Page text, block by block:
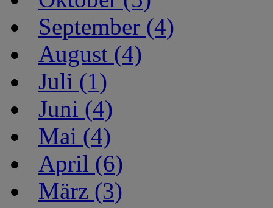
September (4)
August (4)
Juli (1)
Juni (4)
Mai (4)
April (6)
März (3)